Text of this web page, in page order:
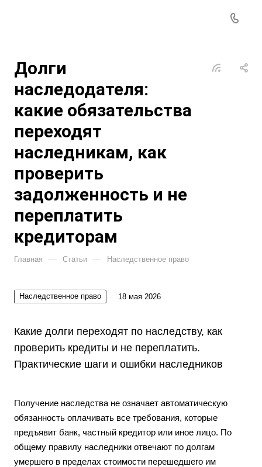
Долги
наследодателя:
какие обязательства
переходят
наследникам, как
проверить
задолженность и не
переплатить
кредиторам
Главная — Статьи — Наследственное право
Наследственное право 18 мая 2026
Какие долги переходят по наследству, как
проверить кредиты и не переплатить.
Практические шаги и ошибки наследников
Получение наследства не означает автоматическую
обязанность оплачивать все требования, которые
предъявит банк, частный кредитор или иное лицо. По
общему правилу наследники отвечают по долгам
умершего в пределах стоимости перешедшего им